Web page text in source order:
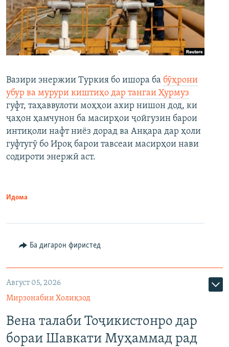
Вазири энержии Туркия бо ишора ба бӯҳрони
убур ва мурури киштиҳо дар тангаи Ҳурмуз
гуфт, таҳаввулоти моҳҳои ахир нишон дод, ки
ҷаҳон ҳамчунон ба масирҳои ҷойгузин барои
интиқоли нафт ниёз дорад ва Анқара дар ҳоли
гуфтугӯ бо Ироқ барои тавсеаи масирҳои нави
содироти энержӣ аст.
Идома
Ба дигарон фиристед
Август 05, 2026
Мирзонабии Холиқзод
Вена талаби Тоҷикистонро дар
бораи Шавкати Муҳаммад рад